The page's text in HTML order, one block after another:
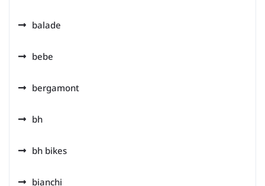
balade
bebe
bergamont
bh
bh bikes
bianchi